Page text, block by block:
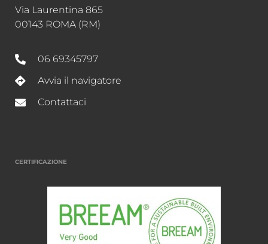
Via Laurentina 865
00143 ROMA (RM)
06 69345797
Avvia il navigatore
Contattaci
CERTIFICAZIONE